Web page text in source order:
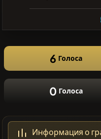
6 Голоса
0 Голоса
Информация о